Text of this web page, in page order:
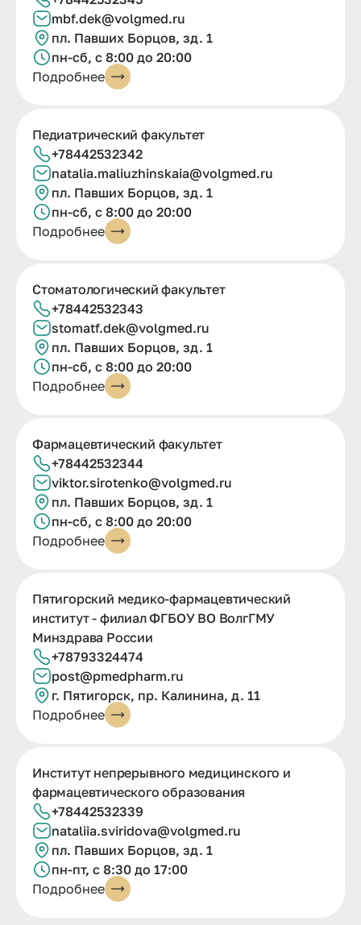
mbf.dek@volgmed.ru
пл. Павших Борцов, зд. 1
пн-сб, с 8:00 до 20:00
Подробнее
Педиатрический факультет
+78442532342
natalia.maliuzhinskaia@volgmed.ru
пл. Павших Борцов, зд. 1
пн-сб, с 8:00 до 20:00
Подробнее
Стоматологический факультет
+78442532343
stomatf.dek@volgmed.ru
пл. Павших Борцов, зд. 1
пн-сб, с 8:00 до 20:00
Подробнее
Фармацевтический факультет
+78442532344
viktor.sirotenko@volgmed.ru
пл. Павших Борцов, зд. 1
пн-сб, с 8:00 до 20:00
Подробнее
Пятигорский медико-фармацевтический
институт - филиал ФГБОУ ВО ВолгГМУ
Минздрава России
+78793324474
post@pmedpharm.ru
г. Пятигорск, пр. Калинина, д. 11
Подробнее
Институт непрерывного медицинского и
фармацевтического образования
+78442532339
nataliia.sviridova@volgmed.ru
пл. Павших Борцов, зд. 1
пн-пт, с 8:30 до 17:00
Подробнее